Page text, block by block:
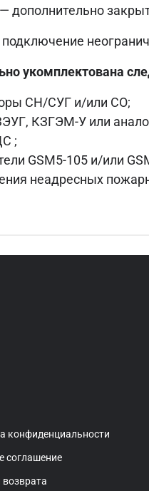
дополнительно
укомплектована
СН/СУГ и/или СО;
КЗГЭМ-У или
;
GSM5-105 и/или
неадресных
конфиденциальности
соглашение